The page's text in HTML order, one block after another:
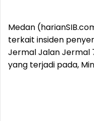
Medan
terkait insiden
Jermal Jalan Jermal
yang terjadi pada,